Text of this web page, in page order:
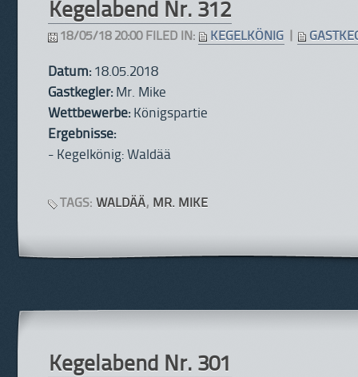
Kegelabend Nr. 312
18/05/18 20:00 FILED IN: KEGELKÖNIG
Datum:18.05.2018
Gastkegler:Mr. Mike
Wettbewerbe: Königspartie
Ergebnisse:
- Kegelkönig: Waldää
TAGS: WALDÄÄ, MR. MIKE
Kegelabend Nr. 301